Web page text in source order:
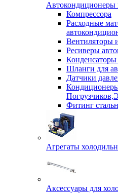
Автокондиционеры
Компрессора
Расходные
Вентиляторы
Ресиверы
Шланги для
Датчики
Фитинг
Агрегаты
Аксессуары для